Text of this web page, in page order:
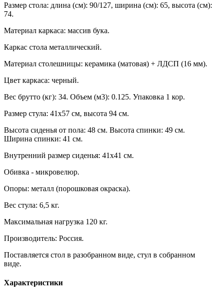
Размер стола: длина (см): 90/127, ширина (см): 65, высота (см):
74.
Материал каркаса: массив бука.
Каркас стола металлический.
Материал столешницы: керамика (матовая) + ЛДСП (16 мм).
Цвет каркаса: черный.
Вес брутто (кг): 34. Объем (м3): 0.125. Упаковка 1 кор.
Размер стула: 41х57 см, высота 94 см.
Высота сиденья от пола: 48 см. Высота спинки: 49 см.
Ширина спинки: 41 см.
Внутренний размер сиденья: 41х41 см.
Обивка - микровелюр.
Опоры: металл (порошковая окраска).
Вес стула: 6,5 кг.
Максимальная нагрузка 120 кг.
Производитель: Россия.
Поставляется стол в разобранном виде, стул в собранном
виде.
Характеристики